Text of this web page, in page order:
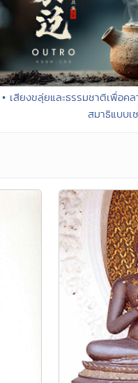
• เสียงขลุ่ยและธรรมชาติเพื่อค
สมาธิแบบเ